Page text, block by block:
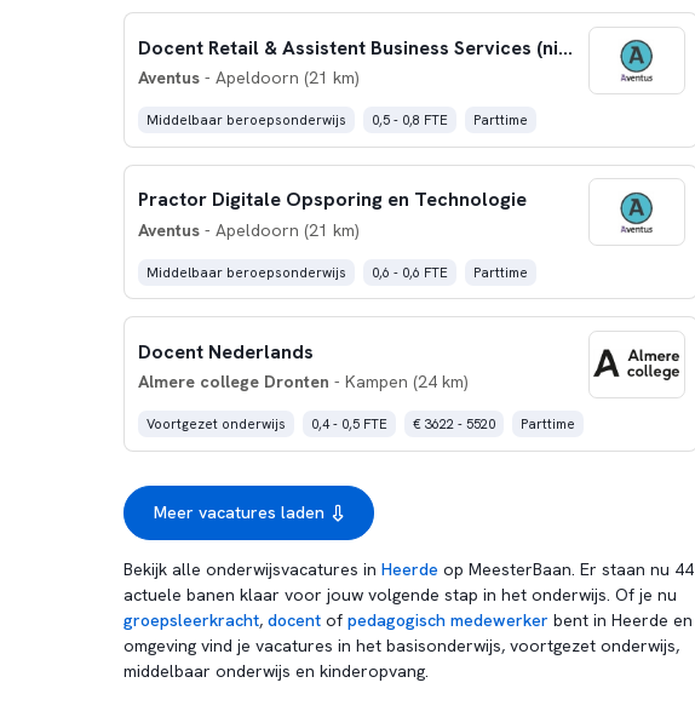
Docent Retail & Assistent Business Services (niveau 1 & 2)
Aventus- Apeldoorn (21 km)
Middelbaar beroepsonderwijs 0,5 - 0,8 FTE Parttime
Practor Digitale Opsporing en Technologie
Aventus- Apeldoorn (21 km)
Middelbaar beroepsonderwijs 0,6 - 0,6 FTE Parttime
Docent Nederlands
Almere college Dronten - Kampen (24 km)
Voortgezet onderwijs 0,4 - 0,5 FTE € 3622 - 5520 Parttime
Meer vacatures laden
Bekijk alle onderwijsvacatures in Heerde op MeesterBaan. Er staan nu 44
actuele banen klaar voor jouw volgende stap in het onderwijs. Of je nu
groepsleerkracht, docent of pedagogisch medewerker bent in Heerde en
omgeving vind je vacatures in het basisonderwijs, voortgezet onderwijs,
middelbaar onderwijs en kinderopvang.